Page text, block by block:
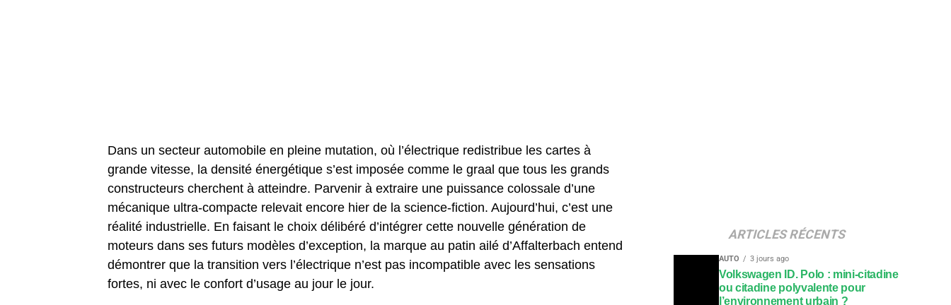
Dans un secteur automobile en pleine mutation, où l’électrique redistribue les cartes à
grande vitesse, la densité énergétique s’est imposée comme le graal que tous les grands
constructeurs cherchent à atteindre. Parvenir à extraire une puissance colossale d’une
mécanique ultra-compacte relevait encore hier de la science-fiction. Aujourd’hui, c’est une
réalité industrielle. En faisant le choix délibéré d’intégrer cette nouvelle génération de
moteurs dans ses futurs modèles d’exception, la marque au patin ailé d’Affalterbach entend
démontrer que la transition vers l’électrique n’est pas incompatible avec les sensations
fortes, ni avec le confort d’usage au jour le jour.
ARTICLES RÉCENTS
AUTO 3 jours ago
Volkswagen ID. Polo : mini-citadine
ou citadine polyvalente pour
l’environnement urbain ?